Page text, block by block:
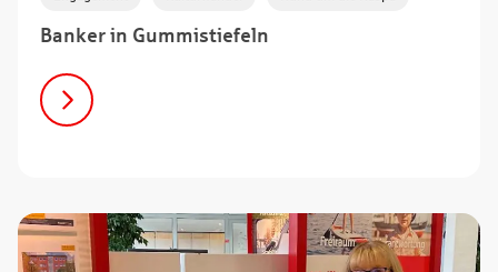
Banker in Gummistiefeln